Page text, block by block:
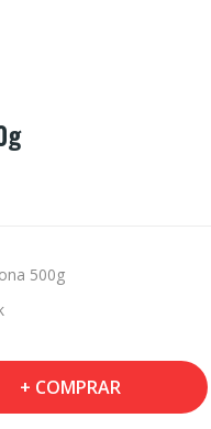
500g
COMPRAR